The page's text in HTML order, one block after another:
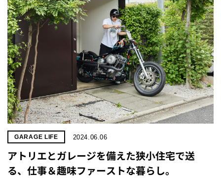
GARAGE LIFE 2024.06.06
アトリエとガレージを備えた狭小住宅で送
る、仕事＆趣味ファーストな暮らし。